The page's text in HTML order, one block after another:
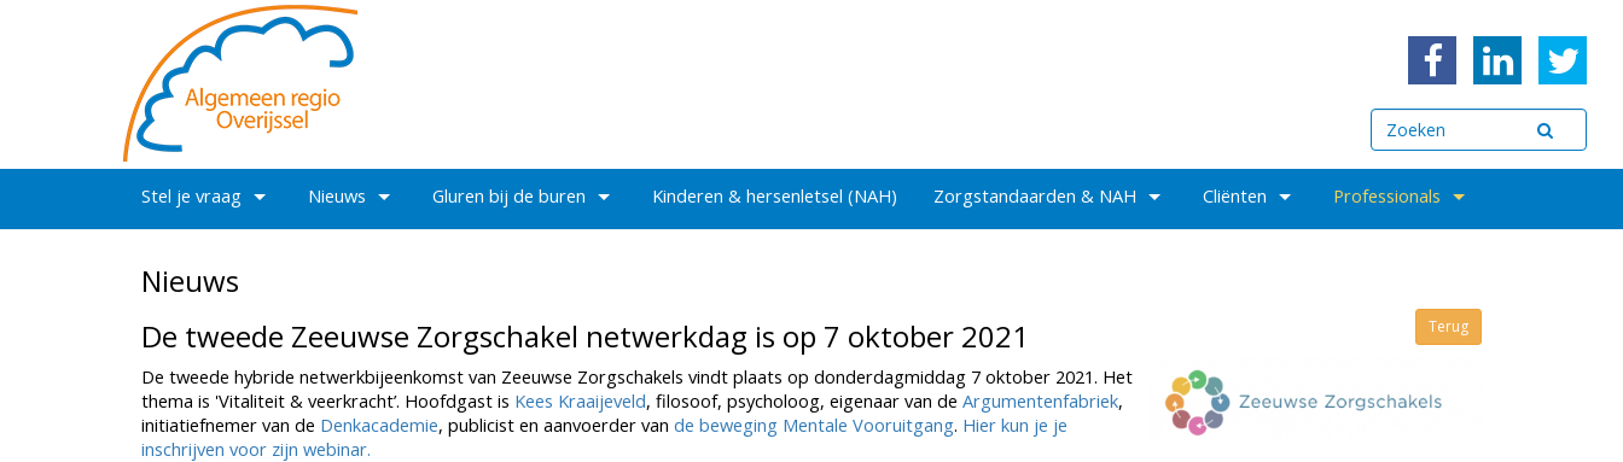
Stel je vraag Nieuws Gluren bij de buren Kinderen & hersenletsel (NAH) Zorgstandaarden & NAH Cliënten Professionals
Nieuws
Terug
De tweede Zeeuwse Zorgschakel netwerkdag is op 7 oktober 2021
De tweede hybride netwerkbijeenkomst van Zeeuwse Zorgschakels vindt plaats op donderdagmiddag 7 oktober 2021. Het
thema is 'Vitaliteit & veerkracht’. Hoofdgast is Kees Kraaijeveld, filosoof, psycholoog, eigenaar van de Argumentenfabriek,
initiatiefnemer van de Denkacademie, publicist en aanvoerder van de beweging Mentale Vooruitgang. Hier kun je je
inschrijven voor zijn webinar.